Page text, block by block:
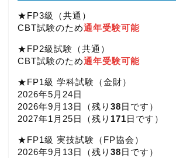
★FP3級（共通）
CBT試験のため通年受験可能
★FP2級試験（共通）
CBT試験のため通年受験可能
★FP1級 学科試験（金財）
2026年5月24日
2026年9月13日（残り 38日です）
2027年1月25日（残り 171日です）
★FP1級 実技試験（FP協会）
2026年9月13日（残り 38日です）